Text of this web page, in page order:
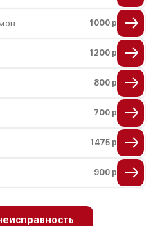
1000 р
1200 р
800 р
700 р
1475 р
900 р